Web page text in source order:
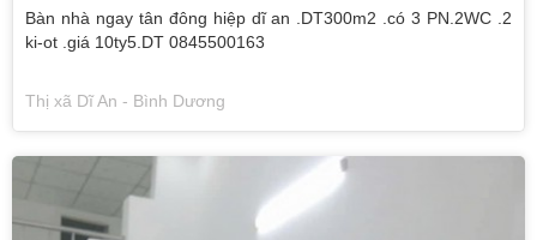
Bàn nhà ngay tân đông hiệp dĩ an .DT300m2 .có 3 PN.2WC .2
ki-ot .giá 10ty5.DT 0845500163
Thị xã Dĩ An - Bình Dương